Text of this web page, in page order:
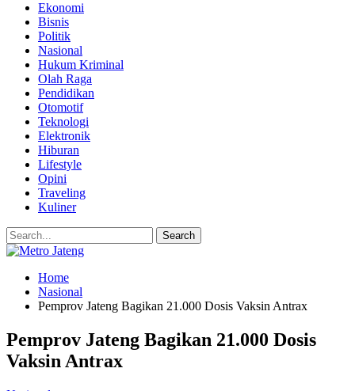
Ekonomi
Bisnis
Politik
Nasional
Hukum Kriminal
Olah Raga
Pendidikan
Otomotif
Teknologi
Elektronik
Hiburan
Lifestyle
Opini
Traveling
Kuliner
Home
Nasional
Pemprov Jateng Bagikan 21.000 Dosis Vaksin Antrax
Pemprov Jateng Bagikan 21.000 Dosis
Vaksin Antrax